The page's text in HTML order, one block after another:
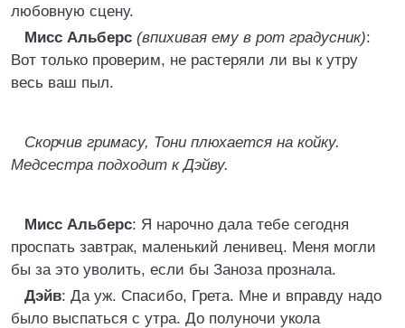
любовную сцену.
Мисс Альберс (впихивая ему в рот градусник):
Вот только проверим, не растеряли ли вы к утру
весь ваш пыл.
Скорчив гримасу, Тони плюхается на койку.
Медсестра подходит к Дэйву.
Мисс Альберс: Я нарочно дала тебе сегодня
проспать завтрак, маленький ленивец. Меня могли
бы за это уволить, если бы Заноза прознала.
Дэйв: Да уж. Спасибо, Грета. Мне и вправду надо
было выспаться с утра. До полуночи укола